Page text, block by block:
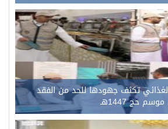
الغذائي تكثف جهودها للحد من الفقد
حج 1447هـ